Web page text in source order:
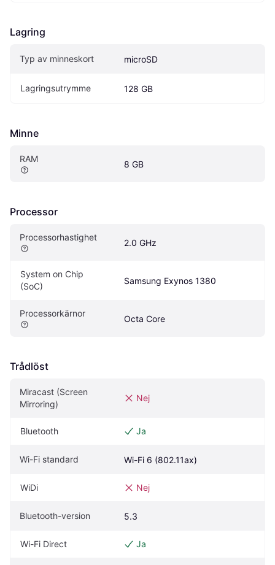
Lagring
Typ av minneskort microSD
Lagringsutrymme 128 GB
Minne
RAM
8 GB
Processor
Processorhastighet
2.0 GHz
System on Chip
(SoC)
Samsung Exynos 1380
Processorkärnor
Octa Core
Trådlöst
Miracast (Screen
Mirroring)
Nej
Bluetooth Ja
Wi-Fi standard Wi-Fi 6 (802.11ax)
WiDi Nej
Bluetooth-version 5.3
Wi-Fi Direct Ja